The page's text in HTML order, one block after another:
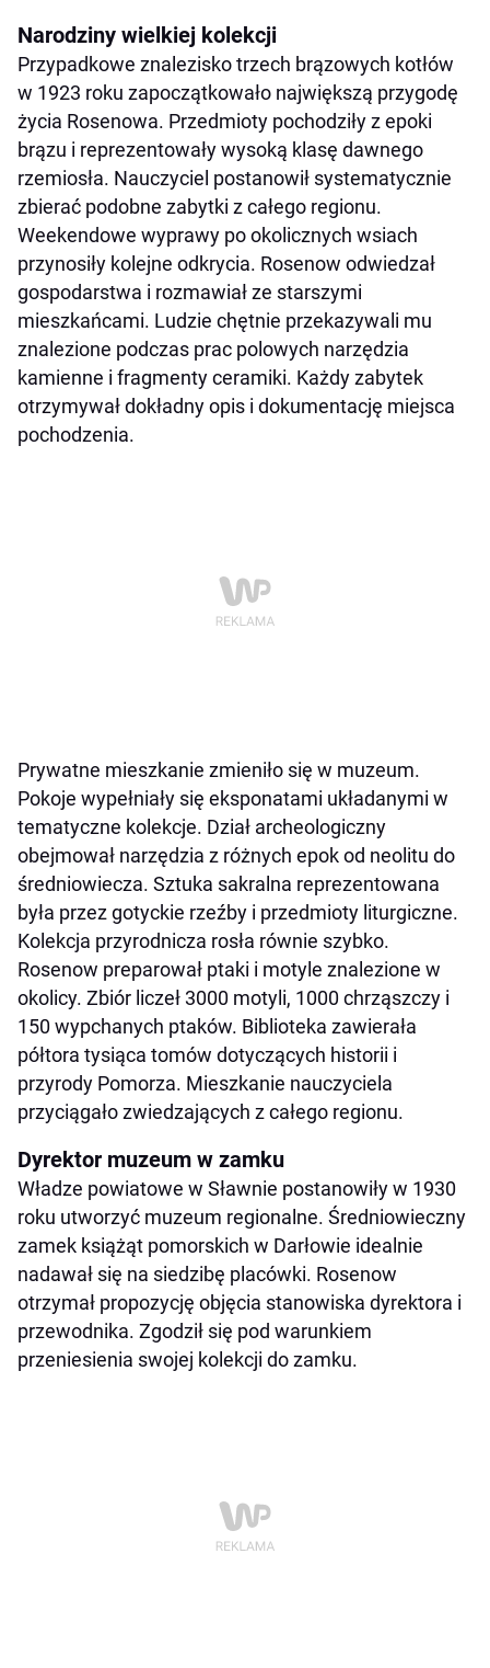
Narodziny wielkiej kolekcji
Przypadkowe znalezisko trzech brązowych kotłów
w 1923 roku zapoczątkowało największą przygodę
życia Rosenowa. Przedmioty pochodziły z epoki
brązu i reprezentowały wysoką klasę dawnego
rzemiosła. Nauczyciel postanowił systematycznie
zbierać podobne zabytki z całego regionu.
Weekendowe wyprawy po okolicznych wsiach
przynosiły kolejne odkrycia. Rosenow odwiedzał
gospodarstwa i rozmawiał ze starszymi
mieszkańcami. Ludzie chętnie przekazywali mu
znalezione podczas prac polowych narzędzia
kamienne i fragmenty ceramiki. Każdy zabytek
otrzymywał dokładny opis i dokumentację miejsca
pochodzenia.
Prywatne mieszkanie zmieniło się w muzeum.
Pokoje wypełniały się eksponatami układanymi w
tematyczne kolekcje. Dział archeologiczny
obejmował narzędzia z różnych epok od neolitu do
średniowiecza. Sztuka sakralna reprezentowana
była przez gotyckie rzeźby i przedmioty liturgiczne.
Kolekcja przyrodnicza rosła równie szybko.
Rosenow preparował ptaki i motyle znalezione w
okolicy. Zbiór liczeł 3000 motyli, 1000 chrząszczy i
150 wypchanych ptaków. Biblioteka zawierała
półtora tysiąca tomów dotyczących historii i
przyrody Pomorza. Mieszkanie nauczyciela
przyciągało zwiedzających z całego regionu.
Dyrektor muzeum w zamku
Władze powiatowe w Sławnie postanowiły w 1930
roku utworzyć muzeum regionalne. Średniowieczny
zamek książąt pomorskich w Darłowie idealnie
nadawał się na siedzibę placówki. Rosenow
otrzymał propozycję objęcia stanowiska dyrektora i
przewodnika. Zgodził się pod warunkiem
przeniesienia swojej kolekcji do zamku.